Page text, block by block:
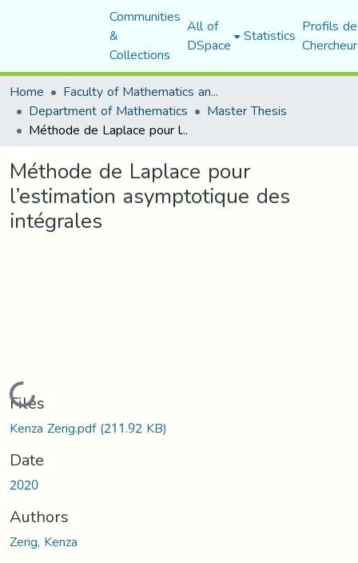
Communities
&
Collections
All of
DSpace Statistics Profils
Home
Faculty of Mathematics and Computer Science
Department of Mathematics Master Thesis
Méthode de Laplace pour l’estimation asymptotique des intégrales
Méthode de Laplace pour
l’estimation asymptotique des
intégrales
Loading...
Files
Kenza Zerig.pdf(211.92 KB)
Date
2020
Authors
Zerig, Kenza